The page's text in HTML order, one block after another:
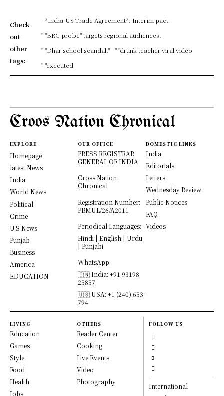
Check
out
other
tags:
- *India-US Trade Agreement*: Interim pact
" "BRC probe" targets regional audiences.
" "Dhar school scandal." " "drunk teacher viral video
" "executed
Croos Nation Chronical
EXPLORE
Homepage
latest News
India
World News
Political
Crime
U.S News
Punjab
Business
America
EDUCATION
OUR OFFICE
PRESS REGISTRAR
GENERAL OF INDIA
Cross Nation
Chronical
Registration Number:
PBMUL/26/A2011
Periodical Languages:
Hindi | English | Urdu
| Punjabi
WhatsApp:
🇮🇳 India: +91 93198
25857
🇺🇸 USA: +1 (240) 653-
794
DOMESTIC LINKS
India
Editorials
Letters
Wednesday Review
Public Notices
FAQ
Videos
LIVING
Education
Games
Style
Food
Health
Jobs
OTHERS
Reader Center
Cooking
Live Events
Video
Photography
FOLLOW US
International